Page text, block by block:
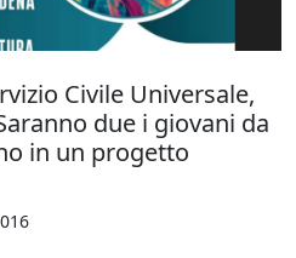
Civile Universale,
due i giovani da
in un progetto